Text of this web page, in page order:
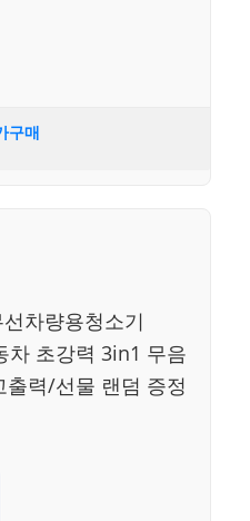
구매
차량용청소기
차 초강력 3in1 무음
력/선물 랜덤 증정